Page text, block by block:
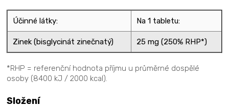
Účinné látky: Na 1 tabletu:
Zinek (bisglycinát zinečnatý) 25 mg (250% RHP*)
*RHP = referenční hodnota příjmu u průměrné dospělé
osoby (8400 kJ / 2000 kcal).
Složení